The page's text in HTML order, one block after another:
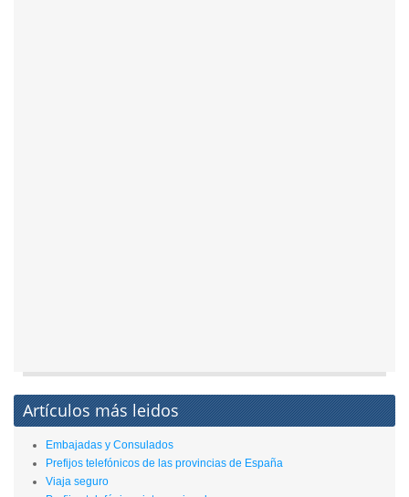
Artículos más leidos
Embajadas y Consulados
Prefijos telefónicos de las provincias de España
Viaja seguro